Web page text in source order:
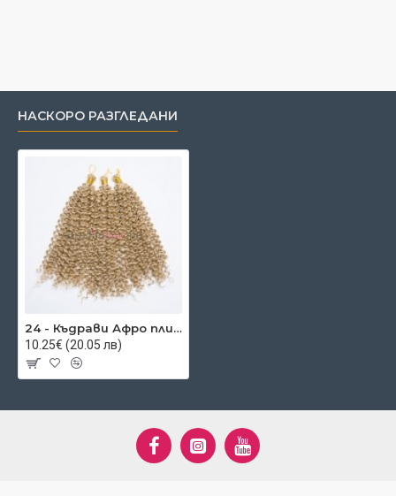
НАСКОРО РАЗГЛЕДАНИ
24 - Къдрави Афро плитки (туистъри)
10.25€ (20.05 лв)